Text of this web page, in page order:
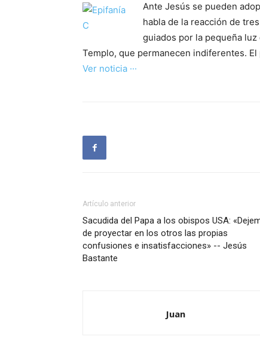
Ante Jesús se pueden
habla de la reacción de
guiados por la pequeña
Templo, que permanecen indiferentes.
Ver noticia ···
Artículo anterior
Sacudida del Papa a los obispos USA:
de proyectar en los otros las propias
confusiones e insatisfacciones» -- Jesús
Bastante
Juan